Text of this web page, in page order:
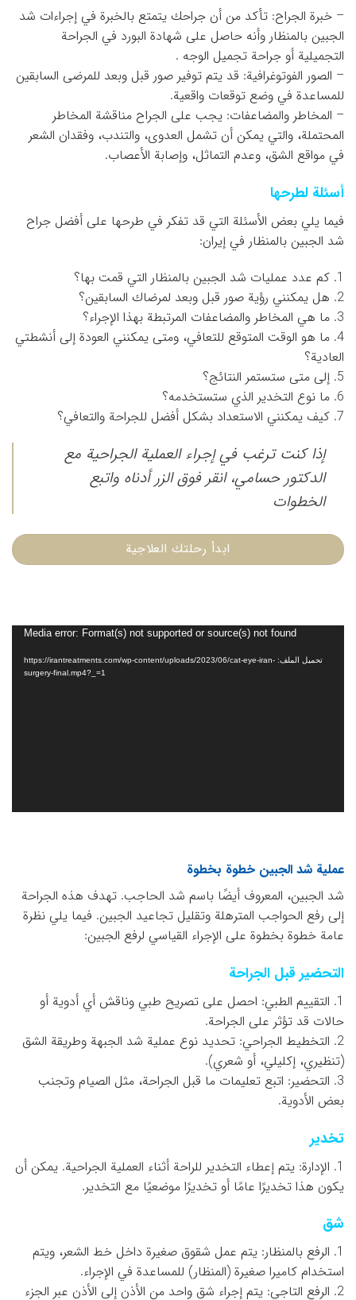
– خبرة الجراح: تأكد من أن جراحك يتمتع بالخبرة في إجراءات شد
الجبين بالمنظار وأنه حاصل على شهادة البورد في الجراحة
التجميلية أو جراحة تجميل الوجه .
– الصور الفوتوغرافية: قد يتم توفير صور قبل وبعد للمرضى السابقين
للمساعدة في وضع توقعات واقعية.
– المخاطر والمضاعفات: يجب على الجراح مناقشة المخاطر
المحتملة، والتي يمكن أن تشمل العدوى، والتندب، وفقدان الشعر
في مواقع الشق، وعدم التماثل، وإصابة الأعصاب.
أسئلة لطرحها
فيما يلي بعض الأسئلة التي قد تفكر في طرحها على أفضل جراح
شد الجبين بالمنظار في إيران:
1. كم عدد عمليات شد الجبين بالمنظار التي قمت بها؟
2. هل يمكنني رؤية صور قبل وبعد لمرضاك السابقين؟
3. ما هي المخاطر والمضاعفات المرتبطة بهذا الإجراء؟
4. ما هو الوقت المتوقع للتعافي، ومتى يمكنني العودة إلى أنشطتي
العادية؟
5. إلى متى ستستمر النتائج؟
6. ما نوع التخدير الذي ستستخدمه؟
7. كيف يمكنني الاستعداد بشكل أفضل للجراحة والتعافي؟
إذا كنت ترغب في إجراء العملية الجراحية مع
الدكتور حسامي، انقر فوق الزر أدناه واتبع
الخطوات
ابدأ رحلتك العلاجية
الفيديو
Media error: Format(s) not supported or source(s) not found
تحميل الملف: https://irantreatments.com/wp-content/uploads/2023/06/cat-eye-iran-
surgery-final.mp4?_=1
عملية شد الجبين خطوة بخطوة
شد الجبين، المعروف أيضًا باسم شد الحاجب. تهدف هذه الجراحة
إلى رفع الحواجب المترهلة وتقليل تجاعيد الجبين. فيما يلي نظرة
عامة خطوة بخطوة على الإجراء القياسي لرفع الجبين:
التحضير قبل الجراحة
1. التقييم الطبي: احصل على تصريح طبي وناقش أي أدوية أو
حالات قد تؤثر على الجراحة.
2. التخطيط الجراحي: تحديد نوع عملية شد الجبهة وطريقة الشق
(تنظيري، إكليلي، أو شعري).
3. التحضير: اتبع تعليمات ما قبل الجراحة، مثل الصيام وتجنب
بعض الأدوية.
تخدير
1. الإدارة: يتم إعطاء التخدير للراحة أثناء العملية الجراحية. يمكن أن
يكون هذا تخديرًا عامًا أو تخديرًا موضعيًا مع التخدير.
شق
1. الرفع بالمنظار: يتم عمل شقوق صغيرة داخل خط الشعر، ويتم
استخدام كاميرا صغيرة (المنظار) للمساعدة في الإجراء.
2. الرفع التاجي: يتم إجراء شق واحد من الأذن إلى الأذن عبر الجزء